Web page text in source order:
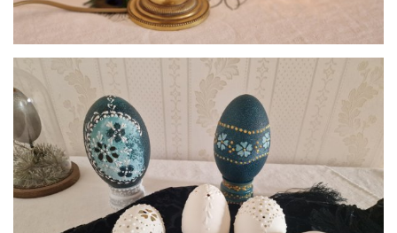
par Histoire d’Oeufs